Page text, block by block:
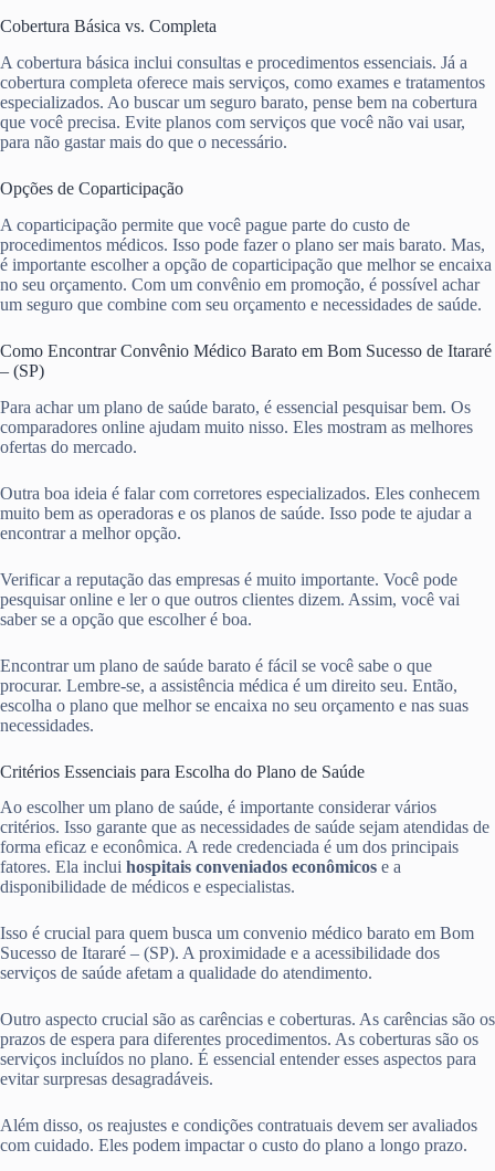
Cobertura Básica vs. Completa
A cobertura básica inclui consultas e procedimentos essenciais. Já a
cobertura completa oferece mais serviços, como exames e tratamentos
especializados. Ao buscar um seguro barato, pense bem na cobertura
que você precisa. Evite planos com serviços que você não vai usar,
para não gastar mais do que o necessário.
Opções de Coparticipação
A coparticipação permite que você pague parte do custo de
procedimentos médicos. Isso pode fazer o plano ser mais barato. Mas,
é importante escolher a opção de coparticipação que melhor se encaixa
no seu orçamento. Com um convênio em promoção, é possível achar
um seguro que combine com seu orçamento e necessidades de saúde.
Como Encontrar Convênio Médico Barato em Bom Sucesso de Itararé
– (SP)
Para achar um plano de saúde barato, é essencial pesquisar bem. Os
comparadores online ajudam muito nisso. Eles mostram as melhores
ofertas do mercado.
Outra boa ideia é falar com corretores especializados. Eles conhecem
muito bem as operadoras e os planos de saúde. Isso pode te ajudar a
encontrar a melhor opção.
Verificar a reputação das empresas é muito importante. Você pode
pesquisar online e ler o que outros clientes dizem. Assim, você vai
saber se a opção que escolher é boa.
Encontrar um plano de saúde barato é fácil se você sabe o que
procurar. Lembre-se, a assistência médica é um direito seu. Então,
escolha o plano que melhor se encaixa no seu orçamento e nas suas
necessidades.
Critérios Essenciais para Escolha do Plano de Saúde
Ao escolher um plano de saúde, é importante considerar vários
critérios. Isso garante que as necessidades de saúde sejam atendidas de
forma eficaz e econômica. A rede credenciada é um dos principais
fatores. Ela inclui hospitais conveniados econômicos e a
disponibilidade de médicos e especialistas.
Isso é crucial para quem busca um convenio médico barato em Bom
Sucesso de Itararé – (SP). A proximidade e a acessibilidade dos
serviços de saúde afetam a qualidade do atendimento.
Outro aspecto crucial são as carências e coberturas. As carências são os
prazos de espera para diferentes procedimentos. As coberturas são os
serviços incluídos no plano. É essencial entender esses aspectos para
evitar surpresas desagradáveis.
Além disso, os reajustes e condições contratuais devem ser avaliados
com cuidado. Eles podem impactar o custo do plano a longo prazo.